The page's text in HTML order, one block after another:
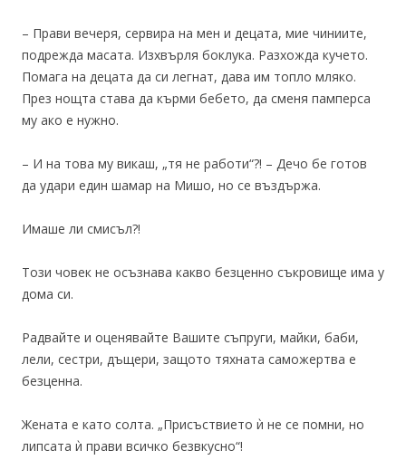
– Прави вечеря, сервира на мен и децата, мие чиниите,
подрежда масата. Изхвърля боклука. Разхожда кучето.
Помага на децата да си легнат, дава им топло мляко.
През нощта става да кърми бебето, да сменя памперса
му ако е нужно.
– И на това му викаш, „тя не работи“?! – Дечо бе готов
да удари един шамар на Мишо, но се въздържа.
Имаше ли смисъл?!
Този човек не осъзнава какво безценно съкровище има у
дома си.
Радвайте и оценявайте Вашите съпруги, майки, баби,
лели, сестри, дъщери, защото тяхната саможертва е
безценна.
Жената е като солта. „Присъствието ѝ не се помни, но
липсата ѝ прави всичко безвкусно“!